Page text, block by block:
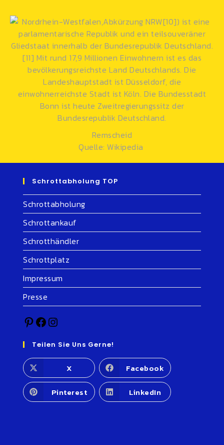
Remscheid
Quelle: Wikipedia
Schrottabholung TOP
Schrottabholung
Schrottankauf
Schrotthändler
Schrottplatz
Impressum
Presse
Teilen Sie Uns Gerne!
X Facebook
Pinterest LinkedIn